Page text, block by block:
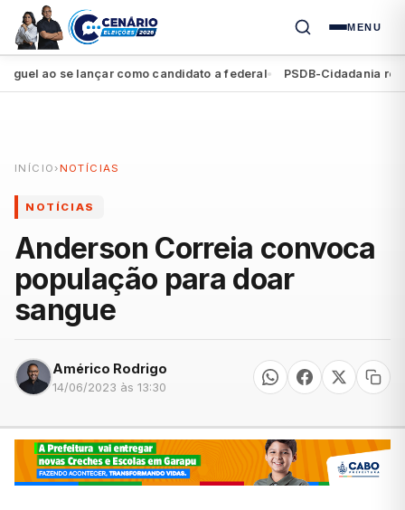
MENU
ao se lançar como candidato a federal● PSDB-Cidadania
INÍCIO › NOTÍCIAS
NOTÍCIAS
Anderson Correia convoca
população para doar
sangue
Américo Rodrigo
14/06/2023 às 13:30